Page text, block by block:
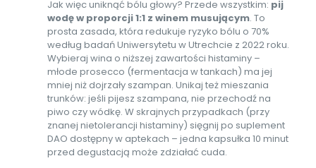
Jak więc uniknąć bólu głowy? Przede wszystkim: pij
wodę w proporcji 1:1 z winem musującym. To
prosta zasada, która redukuje ryzyko bólu o 70%
według badań Uniwersytetu w Utrechcie z 2022 roku.
Wybieraj wina o niższej zawartości histaminy –
młode prosecco (fermentacja w tankach) ma jej
mniej niż dojrzały szampan. Unikaj też mieszania
trunków: jeśli pijesz szampana, nie przechodź na
piwo czy wódkę. W skrajnych przypadkach (przy
znanej nietolerancji histaminy) sięgnij po suplement
DAO dostępny w aptekach – jedna kapsułka 10 minut
przed degustacją może zdziałać cuda.